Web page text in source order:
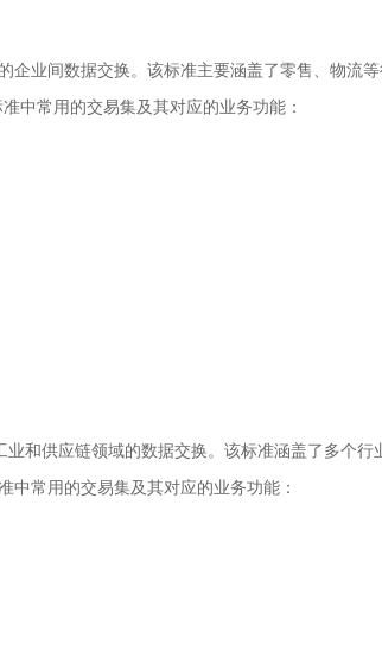
业间数据交换。该标准主要涵盖了零售、物流
中常用的交易集及其对应的业务功能：
和供应链领域的数据交换。该标准涵盖了多个
中常用的交易集及其对应的业务功能：